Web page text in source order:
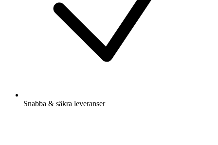
Snabba & säkra leveranser